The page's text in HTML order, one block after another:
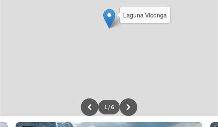
Laguna Viconga
Leaflet|données ©OpenStreetMap/ODbL - renduOSM France
1 /6